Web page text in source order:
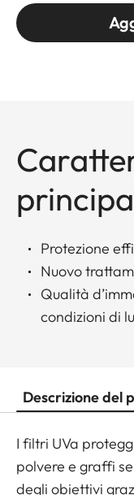
Protezione
Nuovo
Qualità
condizioni di
Descrizione del
I filtri UVa
polvere e graffi
degli obiettivi